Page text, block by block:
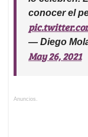
conocer el
— Diego
May 26, 2021
Anuncios.